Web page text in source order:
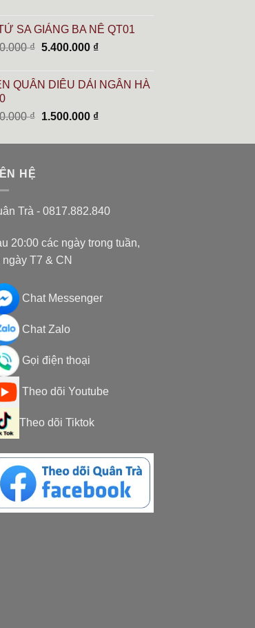
là:
10.000.000 ₫.
là:
SA GIÁNG BA NÊ QT01
₫ Giá
6.000.000 ₫.
5.400.000 ₫Giá
là:
QUÂN DIÊU DẢI NGÂN HÀ
₫ Giá
là:
1.500.000 ₫Giá
tại
HỆ
Trà - 0817.882.840
20:00 các ngày trong tuần,
ngày T7 & CN
Chat Messenger
Chat Zalo
Gọi điện thoại
Theo dõi Youtube
Theo dõi Tiktok